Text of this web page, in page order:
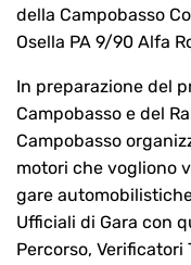
della Campobasso
Osella PA 9/90 Alfa
In preparazione del
Campobasso e del
Campobasso
motori che vogliono
gare
Ufficiali di Gara con
Percorso, Verificatori